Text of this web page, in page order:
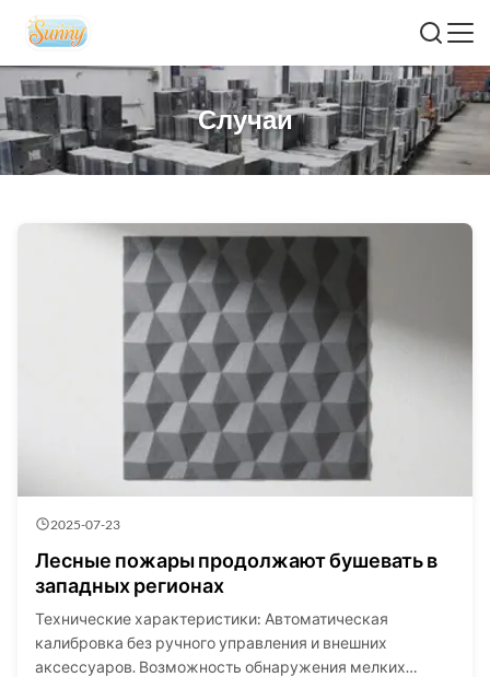
Случаи
2025-07-23
Лесные пожары продолжают бушевать в
западных регионах
Технические характеристики: Автоматическая
калибровка без ручного управления и внешних
аксессуаров. Возможность обнаружения мелких